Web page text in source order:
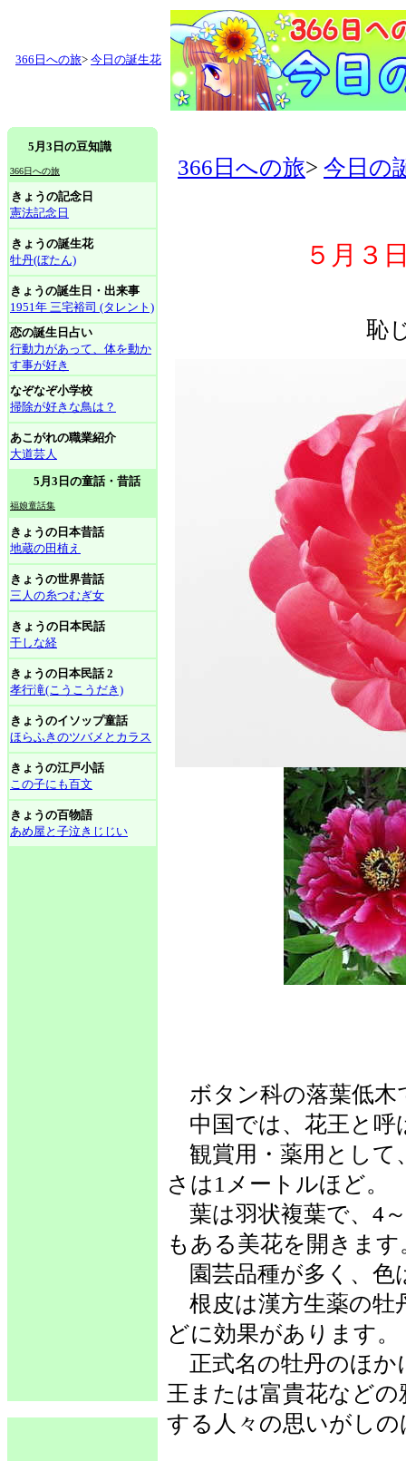
366日への旅> 今日の誕生花
5月3日の豆知識
366日への旅
きょうの記念日
憲法記念日
きょうの誕生花
牡丹(ぼたん)
きょうの誕生日・出来事
1951年 三宅裕司 (タレント)
恋の誕生日占い
行動力があって、体を動か
す事が好き
なぞなぞ小学校
掃除が好きな鳥は？
あこがれの職業紹介
大道芸人
5月3日の童話・昔話
福娘童話集
きょうの日本昔話
地蔵の田植え
きょうの世界昔話
三人の糸つむぎ女
きょうの日本民話
干しな経
きょうの日本民話 2
孝行滝(こうこうだき)
きょうのイソップ童話
ほらふきのツバメとカラス
きょうの江戸小話
この子にも百文
きょうの百物語
あめ屋と子泣きじじい
366日への旅> 今日の
５月３
恥
ボタン科の落葉低木
中国では、花王と呼
観賞用・薬用として
さは1メートルほど。
葉は羽状複葉で、4
もある美花を開きます
園芸品種が多く、色
根皮は漢方生薬の牡
どに効果があります。
正式名の牡丹のほか
王または富貴花など
する人々の思いがし